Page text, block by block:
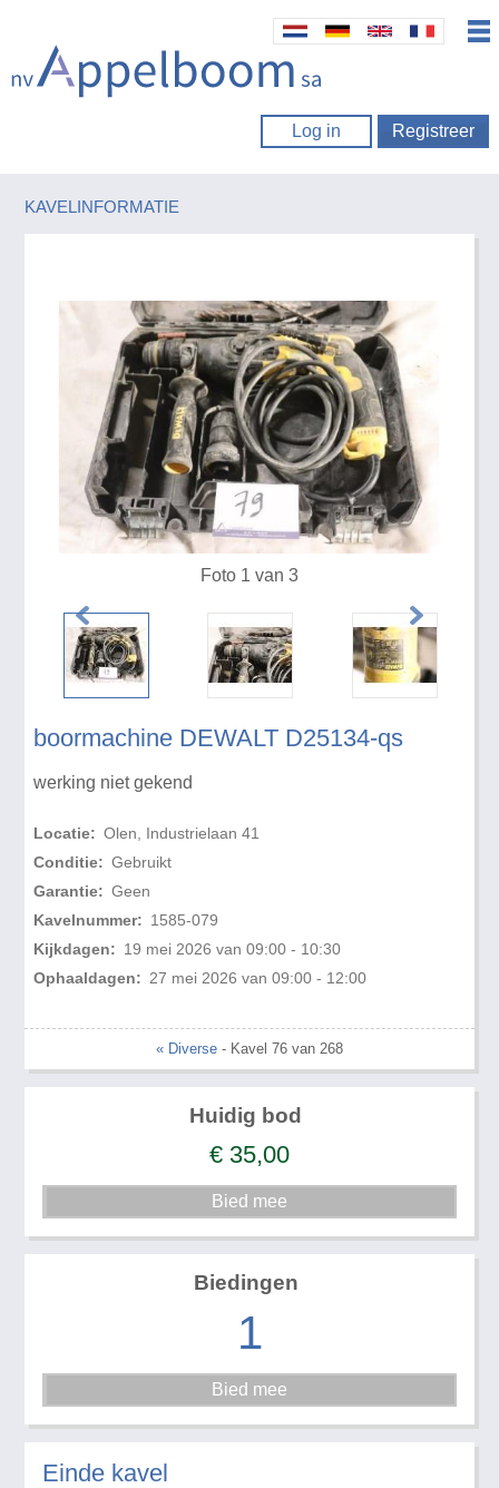
Log in Registreer
KAVELINFORMATIE
boormachine DEWALT D25134-qs
werking niet gekend
Locatie: Olen, Industrielaan 41
Conditie: Gebruikt
Garantie: Geen
Kavelnummer: 1585-079
Kijkdagen: 19 mei 2026 van 09:00 - 10:30
Ophaaldagen: 27 mei 2026 van 09:00 - 12:00
Foto 1 van 3
« Diverse - Kavel 76 van 268
Huidig bod
€ 35,00
Biedingen
1
Einde kavel